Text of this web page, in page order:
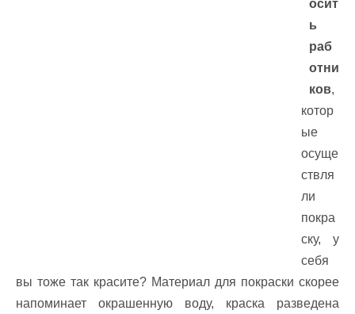
осит
ь
раб
отни
ков,
котор
ые
осуще
ствля
ли
покра
ску, у
себя
вы тоже так красите? Материал для покраски скорее
напоминает окрашенную воду, краска разведена